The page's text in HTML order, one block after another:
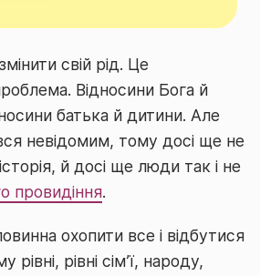
свій рід. Це
Відносини Бога й
батька й дитини. Але
невідомим, тому досі ще не
й досі ще люди так і не
провидіння.
охопити все і відбутися
рівні, рівні сім’ї, народу,